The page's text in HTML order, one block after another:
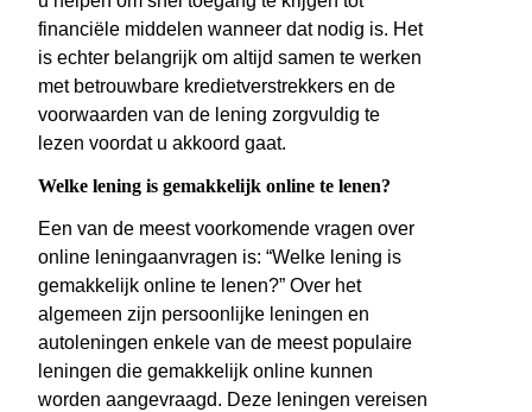
financiële middelen wanneer dat nodig is. Het
is echter belangrijk om altijd samen te werken
met betrouwbare kredietverstrekkers en de
voorwaarden van de lening zorgvuldig te
lezen voordat u akkoord gaat.
Welke lening is gemakkelijk online te lenen?
Een van de meest voorkomende vragen over
online leningaanvragen is: “Welke lening is
gemakkelijk online te lenen?” Over het
algemeen zijn persoonlijke leningen en
autoleningen enkele van de meest populaire
leningen die gemakkelijk online kunnen
worden aangevraagd. Deze leningen vereisen